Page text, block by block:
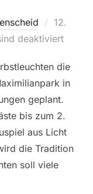
am
12.
deaktiviert
die
in
geplant.
bis zum 2.
aus Licht
die Tradition
soll viele